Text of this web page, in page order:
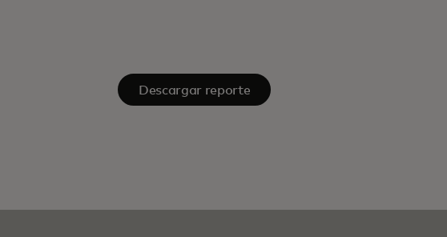
Descargar reporte